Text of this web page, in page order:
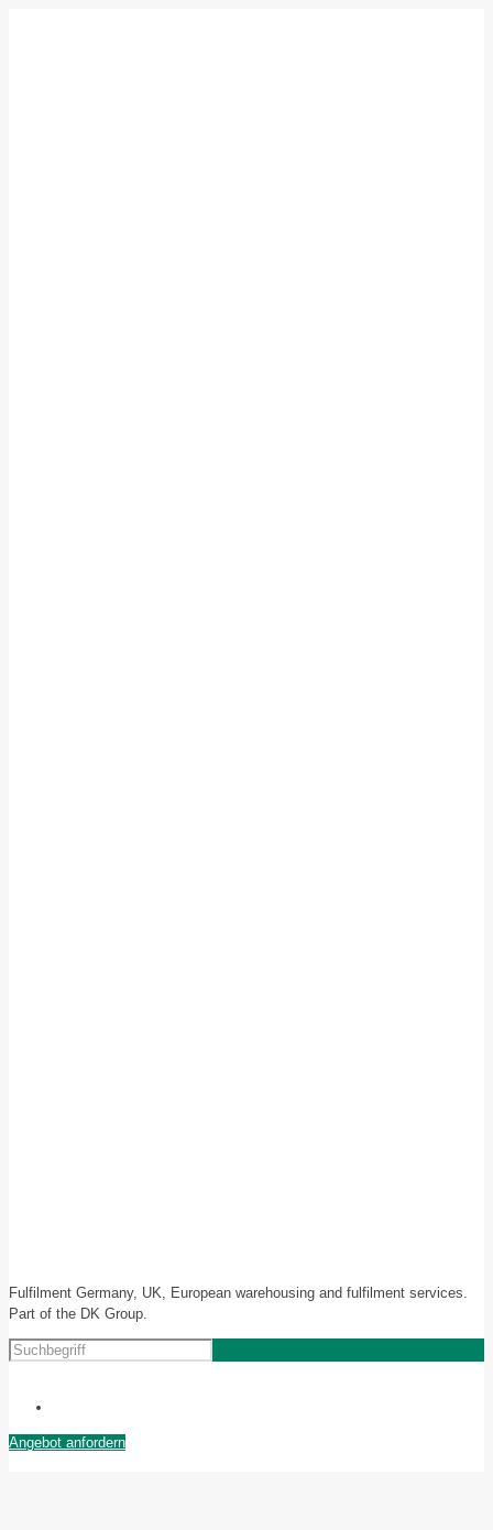
Fulfilment Germany, UK, European warehousing and fulfilment services.
Part of the DK Group.
Angebot anfordern